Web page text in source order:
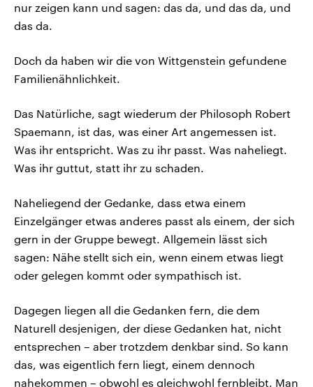
nur zeigen kann und sagen: das da, und das da, und
das da.
Doch da haben wir die von Wittgenstein gefundene
Familienähnlichkeit.
Das Natürliche, sagt wiederum der Philosoph Robert
Spaemann, ist das, was einer Art angemessen ist.
Was ihr entspricht. Was zu ihr passt. Was naheliegt.
Was ihr guttut, statt ihr zu schaden.
Naheliegend der Gedanke, dass etwa einem
Einzelgänger etwas anderes passt als einem, der sich
gern in der Gruppe bewegt. Allgemein lässt sich
sagen: Nähe stellt sich ein, wenn einem etwas liegt
oder gelegen kommt oder sympathisch ist.
Dagegen liegen all die Gedanken fern, die dem
Naturell desjenigen, der diese Gedanken hat, nicht
entsprechen – aber trotzdem denkbar sind. So kann
das, was eigentlich fern liegt, einem dennoch
nahekommen – obwohl es gleichwohl fernbleibt. Man